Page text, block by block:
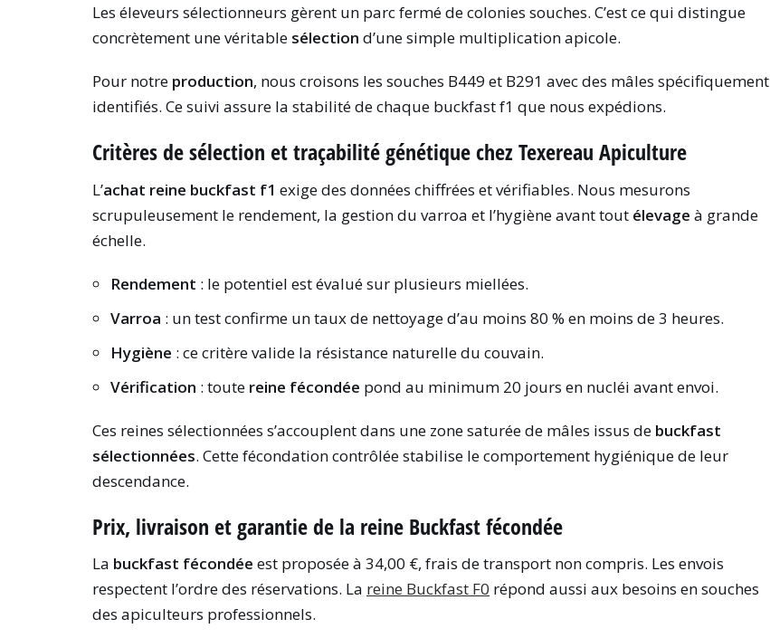
Les éleveurs sélectionneurs gèrent un parc fermé de colonies souches. C’est ce qui distingue
concrètement une véritable sélection d’une simple multiplication apicole.
Pour notre production, nous croisons les souches B449 et B291 avec des mâles spécifiquement
identifiés. Ce suivi assure la stabilité de chaque buckfast f1 que nous expédions.
Critères de sélection et traçabilité génétique chez Texereau Apiculture
L’achat reine buckfast f1 exige des données chiffrées et vérifiables. Nous mesurons
scrupuleusement le rendement, la gestion du varroa et l’hygiène avant tout élevage à grande
échelle.
Rendement : le potentiel est évalué sur plusieurs miellées.
Varroa : un test confirme un taux de nettoyage d’au moins 80 % en moins de 3 heures.
Hygiène : ce critère valide la résistance naturelle du couvain.
Vérification : toute reine fécondée pond au minimum 20 jours en nucléi avant envoi.
Ces reines sélectionnées s’accouplent dans une zone saturée de mâles issus de buckfast
sélectionnées. Cette fécondation contrôlée stabilise le comportement hygiénique de leur
descendance.
Prix, livraison et garantie de la reine Buckfast fécondée
La buckfast fécondée est proposée à 34,00 €, frais de transport non compris. Les envois
respectent l’ordre des réservations. La reine Buckfast F0 répond aussi aux besoins en souches
des apiculteurs professionnels.